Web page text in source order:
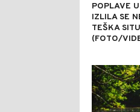
POPLAVE
IZLILA SE
TEŠKA
(FOTO/